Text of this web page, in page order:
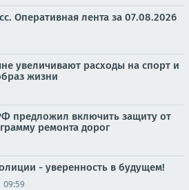
Оперативная лента за 07.08.2026
увеличивают расходы на спорт и
жизни
предложил включить защиту от
ремонта дорог
- уверенность в будущем!
09:59